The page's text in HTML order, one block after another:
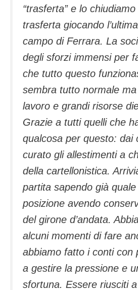
“trasferta” e lo
trasferta giocando
campo di Ferrara. La
degli sforzi immensi per
che tutto questo
sembra tutto normale ma
lavoro e grandi risorse
Grazie a tutti quelli che
qualcosa per questo: dai
curato gli allestimenti a
della cartellonistica.
partita sapendo già
posizione avendo
del girone d’andata.
alcuni momenti di fare
abbiamo fatto i conti con
a gestire la pressione e
sfortuna. Essere riusciti